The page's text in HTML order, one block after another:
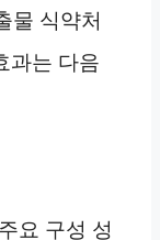
물 식약처
과는 다음
요 구성 성